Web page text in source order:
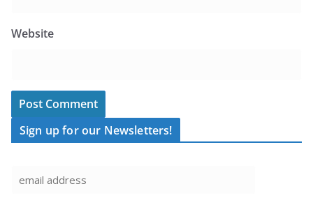
Website
Sign up for our Newsletters!